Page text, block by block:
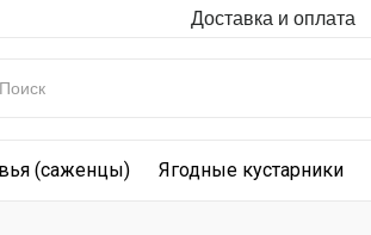
Доставка и оплата
(саженцы) Ягодные кустарники